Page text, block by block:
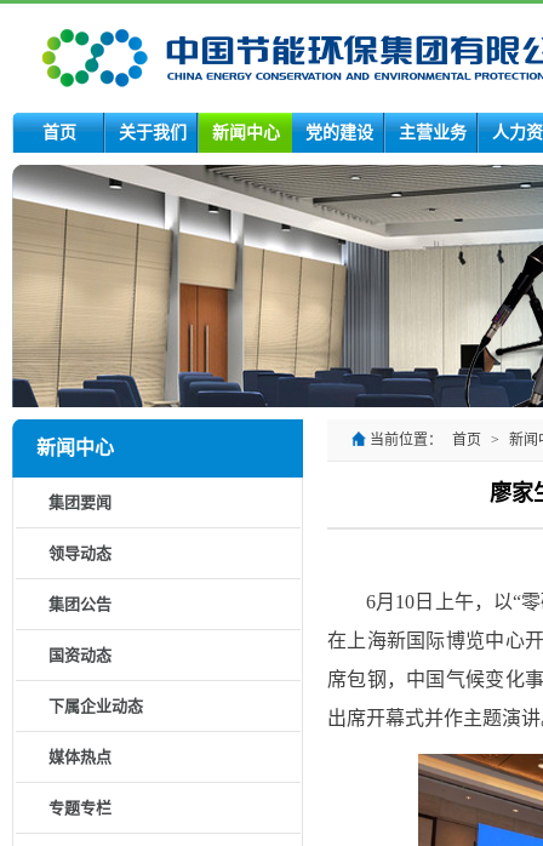
首页 关于我们 新闻中心 党的建设 主营业务 人力
新闻中心
领导动态
集团公告
国资动态
下属企业动态
媒体热点
专题专栏
企业视频
当前位置： 首页 新
廖
在上海新国际博览中心
席包钢，中国气候变化
出席开幕式并作主题演